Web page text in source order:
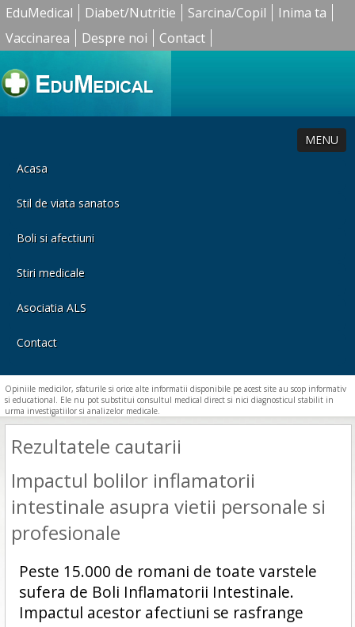
EduMedical Diabet/Nutritie Sarcina/Copil
Inima ta
Vaccinarea
Despre noi Contact
MENU
Acasa
Stil de viata sanatos
Boli si afectiuni
Stiri medicale
Asociatia ALS
Contact
Opiniile medicilor, sfaturile si orice alte informatii disponibile pe acest site au scop informativ
si educational. Ele nu pot substitui consultul medical direct si nici diagnosticul stabilit in
urma investigatiilor si analizelor medicale.
Rezultatele cautarii
Impactul bolilor inflamatorii
intestinale asupra vietii personale si
profesionale
Peste 15.000 de romani de toate varstele
sufera de Boli Inflamatorii Intestinale.
Impactul acestor afectiuni se rasfrange